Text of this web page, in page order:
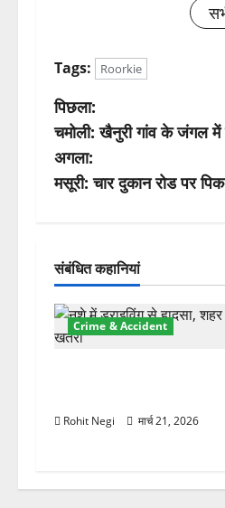
Tags: Roorkie
पो
स्ट
ने
गे
श
न
पिछला:
चमोली: खैनुरी गांव के जंगल
अगला:
मसूरी: चार दुकान रोड पर
संबंधित कहानियां
Crime & Accident
Rohit Negi मार्च 21, 2026